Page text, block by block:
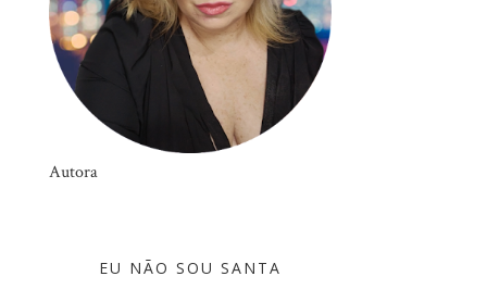
Autora
EU NÃO SOU SANTA